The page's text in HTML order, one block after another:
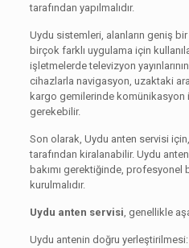
tarafından yapılmalıdır.
Uydu sistemleri, alanların geniş
birçok farklı uygulama için
işletmelerde televizyon
cihazlarla navigasyon, uzaktaki
kargo gemilerinde komünikasyon
gerekebilir.
Son olarak, Uydu anten servisi
tarafından kiralanabilir. Uydu
bakımı gerektiğinde, profesyonel
kurulmalıdır.
Uydu anten servisi, genellikle
Uydu antenin doğru yerleştirilmesi: